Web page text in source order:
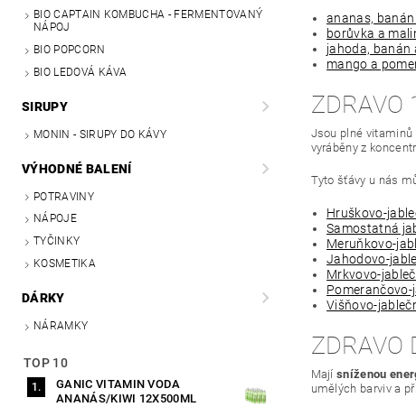
BIO CAPTAIN KOMBUCHA - FERMENTOVANÝ
NÁPOJ
BIO POPCORN
BIO LEDOVÁ KÁVA
SIRUPY
MONIN - SIRUPY DO KÁVY
VÝHODNÉ BALENÍ
POTRAVINY
NÁPOJE
TYČINKY
KOSMETIKA
DÁRKY
NÁRAMKY
TOP 10
GANIC VITAMIN VODA
ANANÁS/KIWI 12X500ML
ananas,
borůvka a
jahoda, banán
mango a
ZDRAVO
Jsou plné vitaminů
vyráběny z
Tyto šťávy u nás
Hruškovo-
Samostatná
Meruňkovo-
Jahodovo-
Mrkvovo-
Višňovo-
ZDRAVO
Majísníženou
umělých barviv a